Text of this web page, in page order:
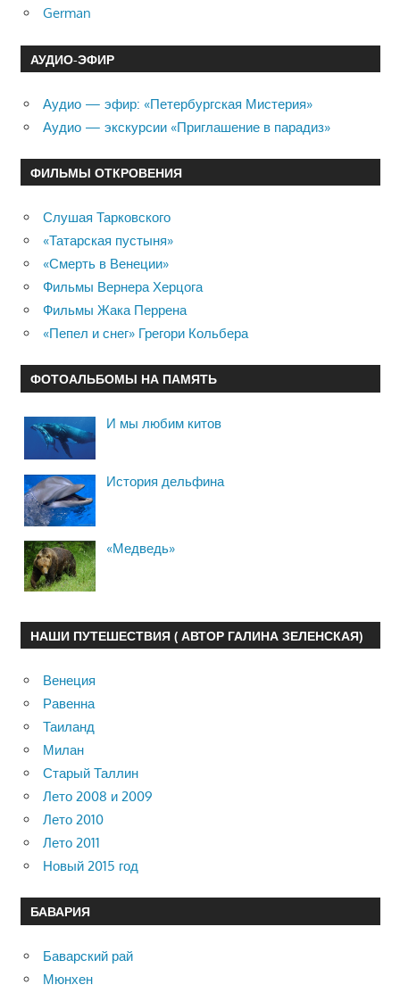
German
АУДИО-ЭФИР
Аудио — эфир: «Петербургская Мистерия»
Аудио — экскурсии «Приглашение в парадиз»
ФИЛЬМЫ ОТКРОВЕНИЯ
Слушая Тарковского
«Татарская пустыня»
«Смерть в Венеции»
Фильмы Вернера Херцога
Фильмы Жака Перрена
«Пепел и снег» Грегори Кольбера
ФОТОАЛЬБОМЫ НА ПАМЯТЬ
И мы любим китов
История дельфина
«Медведь»
НАШИ ПУТЕШЕСТВИЯ ( АВТОР ГАЛИНА ЗЕЛЕНСКАЯ)
Венеция
Равенна
Таиланд
Милан
Старый Таллин
Лето 2008 и 2009
Лето 2010
Лето 2011
Новый 2015 год
БАВАРИЯ
Баварский рай
Мюнхен